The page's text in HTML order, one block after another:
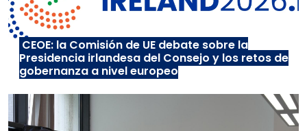
CEOE: la Comisión de UE debate sobre la
Presidencia irlandesa del Consejo y los retos de
gobernanza a nivel europeo